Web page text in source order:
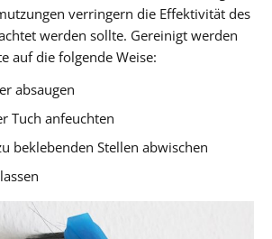
verringern die Effektivität des
werden sollte. Gereinigt werden
auf die folgende Weise:
absaugen
Tuch anfeuchten
beklebenden Stellen abwischen